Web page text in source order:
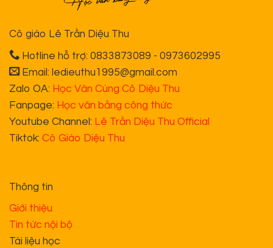
Cô giáo Lê Trần Diệu Thu
Hotline hỗ trợ: 0833873089 - 0973602995
Email: ledieuthu1995@gmail.com
Zalo OA: Học Văn Cùng Cô Diệu Thu
Fanpage: Học văn bằng công thức
Youtube Channel: Lê Trần Diệu Thu Official
Tiktok: Cô Giáo Diệu Thu
Thông tin
Giới thiệu
Tin tức nội bộ
Tài liệu học